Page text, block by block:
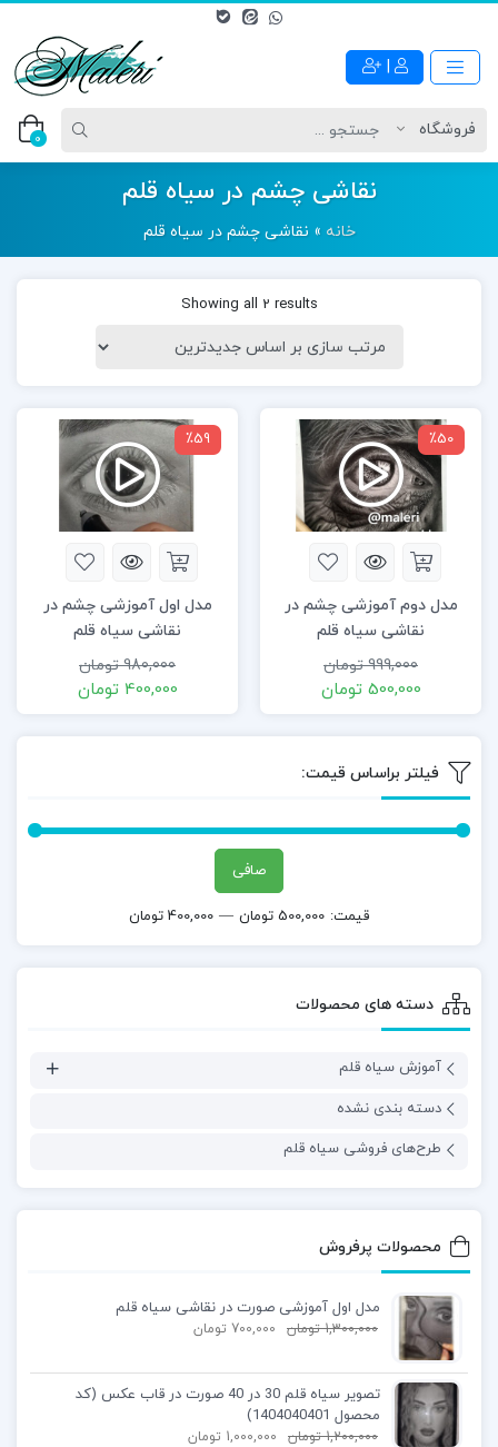
0
نقاشی چشم در سیاه قلم
خانه » نقاشی چشم در سیاه قلم
Showing all 2 results
نمایشگر
ویدیو
٪50
مدل دوم آموزشی چشم در
نقاشی سیاه قلم
999,000 تومان
500,000 تومان
نمایشگر
ویدیو
٪59
مدل اول آموزشی چشم در
نقاشی سیاه قلم
980,000 تومان
400,000 تومان
فیلتر براساس قیمت:
صافی
قيمت: 400,000 تومان — 500,000 تومان
دسته های محصولات
آموزش سیاه قلم
دسته بندی نشده
طرح‌های فروشی سیاه قلم
محصولات پرفروش
مدل اول آموزشی صورت در نقاشی سیاه قلم
1,300,000 تومان 700,000 تومان
تصویر سیاه قلم 30 در 40 صورت در قاب عکس (کد
محصول 1404040401)
1,200,000 تومان 1,000,000 تومان